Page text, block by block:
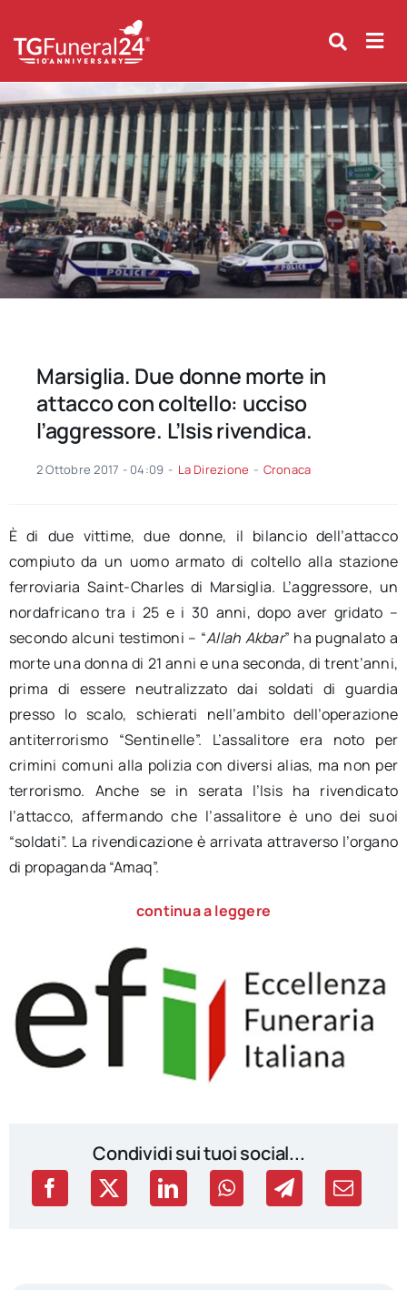
content
Marsiglia. Due donne morte in
attacco con coltello: ucciso
l’aggressore. L’Isis rivendica.
2 Ottobre 2017 - 04:09 - La Direzione - Cronaca
È di due vittime, due donne, il bilancio dell’attacco
compiuto da un uomo armato di coltello alla stazione
ferroviaria Saint-Charles di Marsiglia. L’aggressore, un
nordafricano tra i 25 e i 30 anni, dopo aver gridato –
secondo alcuni testimoni – “Allah Akbar” ha pugnalato a
morte una donna di 21 anni e una seconda, di trent’anni,
prima di essere neutralizzato dai soldati di guardia
presso lo scalo, schierati nell’ambito dell’operazione
antiterrorismo “Sentinelle”. L’assalitore era noto per
crimini comuni alla polizia con diversi alias, ma non per
terrorismo. Anche se in serata l’Isis ha rivendicato
l’attacco, affermando che l’assalitore è uno dei suoi
“soldati”. La rivendicazione è arrivata attraverso l’organo
di propaganda “Amaq”.
continua a leggere
Condividi sui tuoi social...